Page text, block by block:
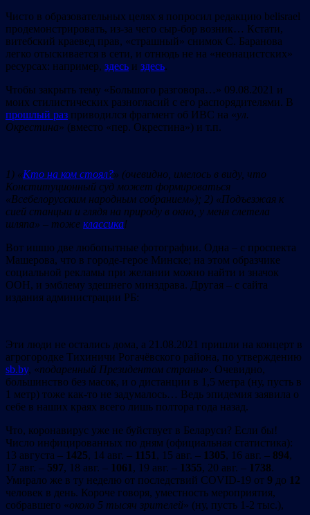
Чисто в образовательных целях я попросил редакцию belisrael
продемонстрировать, из-за чего сыр-бор возник… Кстати,
витебский краевед прав, «страшный» снимок С. Баранова
легко отыскивается в сети, и отнюдь не на «неонацистских»
ресурсах: например, здесь и здесь.
Чтобы закрыть тему «Большого разговора…» 09.08.2021 и
моих стилистических разногласий с его распорядителями. В
прошлый раз приводился фрагмент об ИВС на «ул.
Окрестина» (вместо «пер. Окрестина») и т.п.
1) «Кто на ком стоял?» (очевидно, имелось в виду, что
Конституционный суд может формироваться
«Всебелорусским народным собранием»); 2) «Подъезжая к
сией станцыи и глядя на природу в окно, у меня слетела
шляпа» – тоже классика!
Вот ишшо две любопытные фотографии. Одна – с проспекта
Машерова, что в городе-герое Минске; на этом образчике
социальной рекламы при желании можно найти и значок
ООН, и эмблему здешнего минздрава. Другая – с сайта
издания администрации РБ:
Эти люди не остались дома, а 21.08.2021 пришли на концерт в
агрогородке Тихиничи Рогачёвского района, по утверждению
sb.by, «подаренный Президентом страны». Очевидно,
большинство без масок, и о дистанции в 1,5 метра (ну, пусть в
1 метр) тоже как-то не задумалось… Ведь эпидемия заявила о
себе в наших краях всего лишь полтора года назад.
Что, коронавирус уже не буйствует в Беларуси? Если бы!
Число инфицированных по дням (официальная статистика):
13 августа – 1425, 14 авг. – 1151 , 15 авг. – 1305, 16 авг. – 894,
17 авг. – 597, 18 авг. – 1061 , 19 авг. – 1355, 20 авг. – 1738.
Умирало же в ту неделю от последствий COVID-19 от 9 до 12
человек в день. Короче говоря, уместность мероприятия,
собравшего «около 5 тысяч зрителей» (ну, пусть 1-2 тыс.),